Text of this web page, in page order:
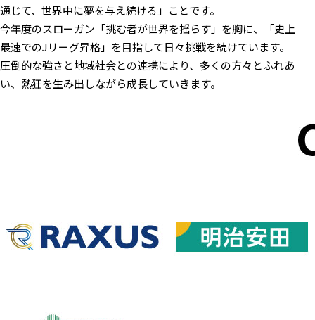
通じて、世界中に夢を与え続ける」ことです。
今年度のスローガン「挑む者が世界を揺らす」を胸に、「史上
最速でのJリーグ昇格」を目指して日々挑戦を続けています。
圧倒的な強さと地域社会との連携により、多くの方々とふれあ
い、熱狂を生み出しながら成長していきます。